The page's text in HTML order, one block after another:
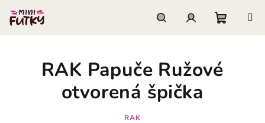
obsah
košík
RAK Papuče Ružové
otvorená špička
RAK